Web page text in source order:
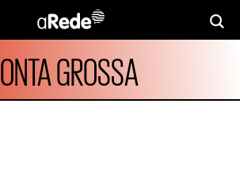
GROSSA